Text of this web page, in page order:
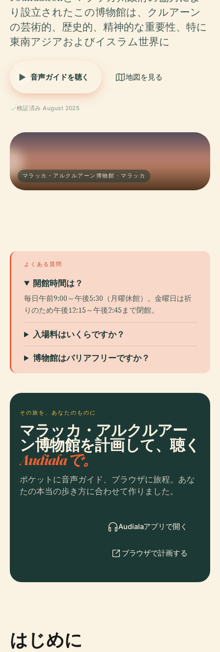
り設立されたこの博物館は、クルアーン
の芸術的、歴史的、精神的な重要性、特に
東南アジアおよびイスラム世界に
音声ガイドを聴く 地図を見る
検証済み August 2025
マラッカ・アルクルアーン博物館 · マラッカ
よくある質問
開館時間は？
毎日午前9:00～午後5:30（月曜休館）。金曜日は祈
りのため午後12:15～午後2:45まで閉館。
入場料はいくらですか？
博物館はバリアフリーですか？
その旅を、あなたのものに
マラッカ・アルクルアー
ン博物館を計画して、聴く
Audialaで。
ポケットに音声ガイド、ブラウザに旅程。あな
たの本当の歩き方に合わせて作りました。
Audialaアプリで開く
ブラウザで計画する
はじめに